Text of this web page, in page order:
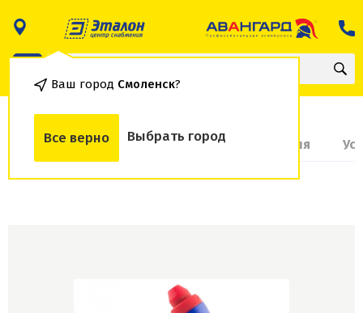
Ваш город Смоленск?
Все верно Выбрать город
О товаре Доставка и оплата Гарантия